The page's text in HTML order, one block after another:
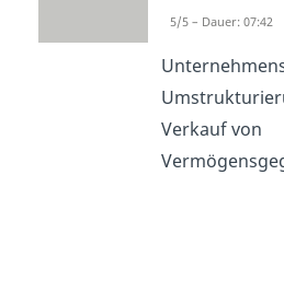
bei
Verkauf von
5/5 – Dauer: 07:42